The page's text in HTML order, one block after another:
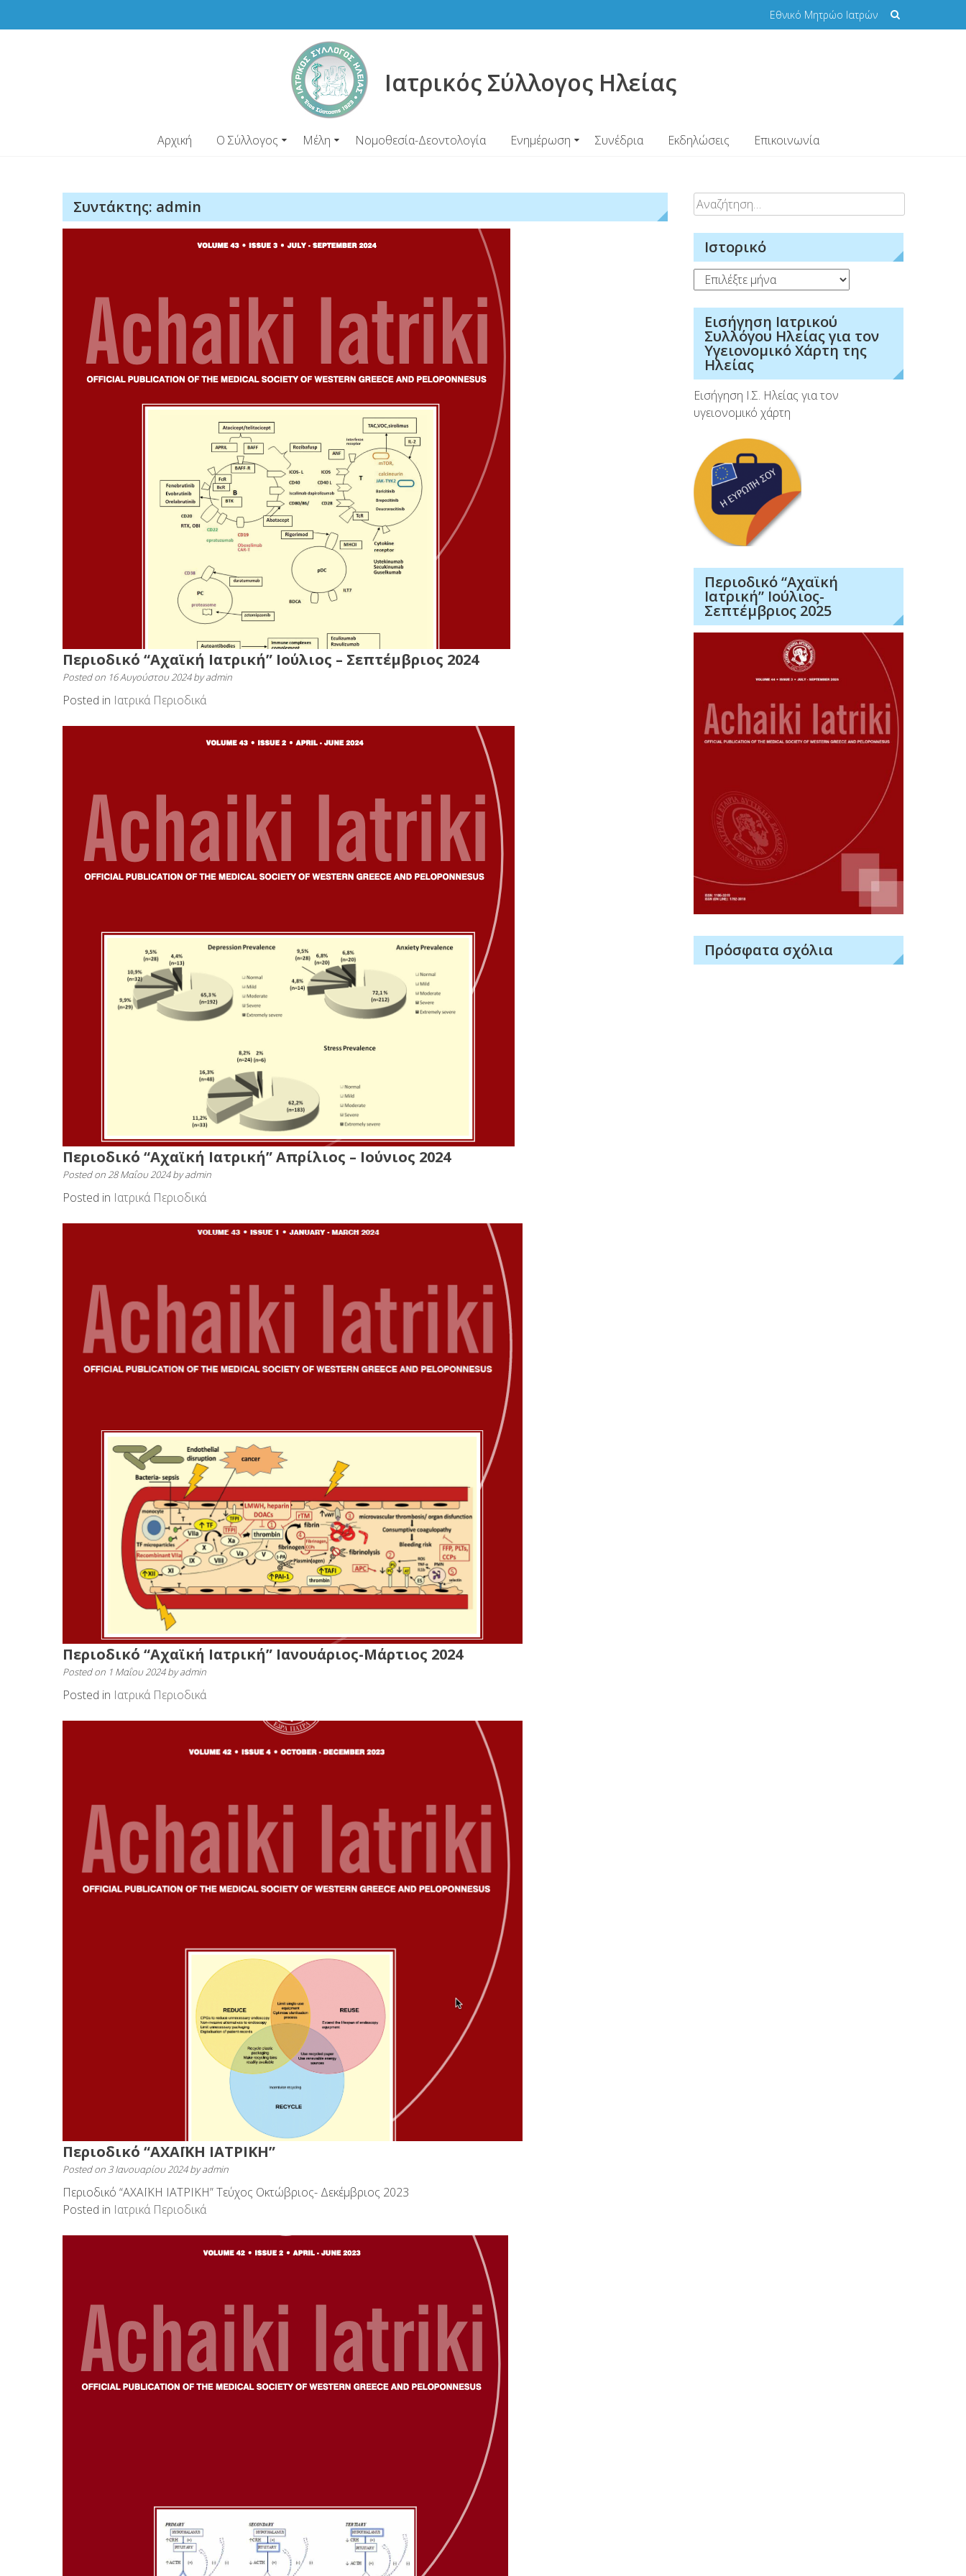
Εθνικό Μητρώο Ιατρών
Ιατρικός Σύλλογος Ηλείας
Αρχική Ο Σύλλογος Μέλη Νομοθεσία-Δεοντολογία Ενημέρωση Συνέδρια Εκδηλώσεις Επικοινωνία
Συντάκτης: admin
Περιοδικό “Αχαϊκή Ιατρική” Ιούλιος – Σεπτέμβριος 2024
Posted on 16 Αυγούστου 2024byadmin
Posted in Ιατρικά Περιοδικά
Περιοδικό “Αχαϊκή Ιατρική” Απρίλιος – Ιούνιος 2024
Posted on 28 Μαΐου 2024byadmin
Posted in Ιατρικά Περιοδικά
Περιοδικό “Αχαϊκή Ιατρική” Ιανουάριος-Μάρτιος 2024
Posted on 1 Μαΐου 2024byadmin
Posted in Ιατρικά Περιοδικά
Περιοδικό “ΑΧΑΪΚΗ ΙΑΤΡΙΚΗ”
Posted on3 Ιανουαρίου 2024byadmin
Περιοδικό “ΑΧΑΪΚΗ ΙΑΤΡΙΚΗ” Τεύχος Οκτώβριος- Δεκέμβριος 2023
Posted in Ιατρικά Περιοδικά
Αναζήτηση
για:
Ιστορικό
Ιστορικό
Εισήγηση Ιατρικού
Συλλόγου Ηλείας για τον
Υγειονομικό Χάρτη της
Ηλείας
Εισήγηση Ι.Σ. Ηλείας για τον
υγειονομικό χάρτη
Περιοδικό “Αχαϊκή
Ιατρική” Ιούλιος-
Σεπτέμβριος 2025
Πρόσφατα σχόλια